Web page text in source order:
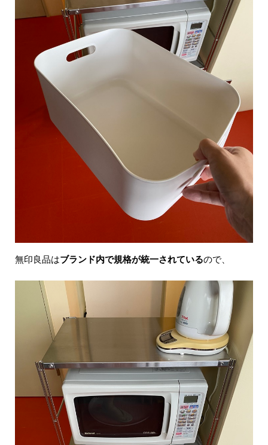
無印良品はブランド内で規格が統一されているので、